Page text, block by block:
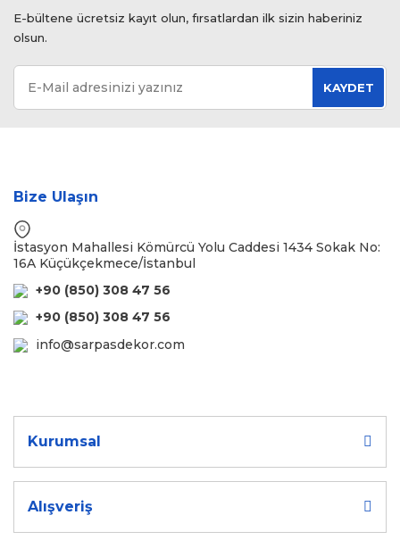
E-bültene ücretsiz kayıt olun, fırsatlardan ilk sizin haberiniz
olsun.
KAYDET
Bize Ulaşın
İstasyon Mahallesi Kömürcü Yolu Caddesi 1434 Sokak No:
16A Küçükçekmece/İstanbul
+90 (850) 308 47 56
+90 (850) 308 47 56
info@sarpasdekor.com
Kurumsal
Alışveriş